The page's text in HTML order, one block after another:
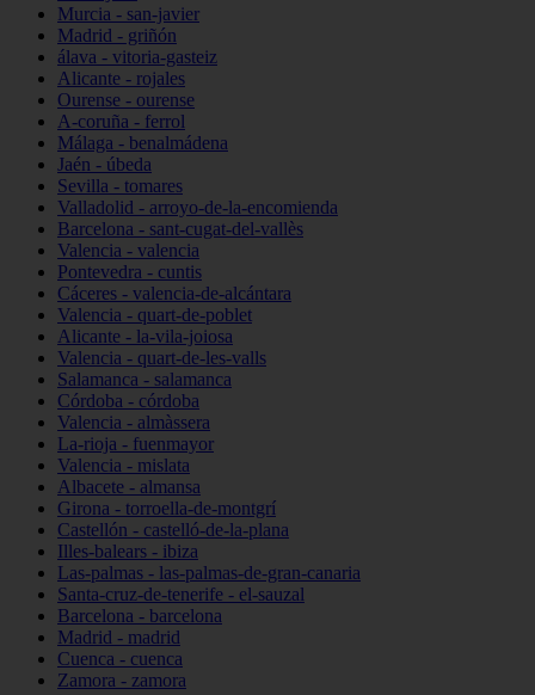
Murcia - san-javier
Madrid - griñón
álava - vitoria-gasteiz
Alicante - rojales
Ourense - ourense
A-coruña - ferrol
Málaga - benalmádena
Jaén - úbeda
Sevilla - tomares
Valladolid - arroyo-de-la-encomienda
Barcelona - sant-cugat-del-vallès
Valencia - valencia
Pontevedra - cuntis
Cáceres - valencia-de-alcántara
Valencia - quart-de-poblet
Alicante - la-vila-joiosa
Valencia - quart-de-les-valls
Salamanca - salamanca
Córdoba - córdoba
Valencia - almàssera
La-rioja - fuenmayor
Valencia - mislata
Albacete - almansa
Girona - torroella-de-montgrí
Castellón - castelló-de-la-plana
Illes-balears - ibiza
Las-palmas - las-palmas-de-gran-canaria
Santa-cruz-de-tenerife - el-sauzal
Barcelona - barcelona
Madrid - madrid
Cuenca - cuenca
Zamora - zamora